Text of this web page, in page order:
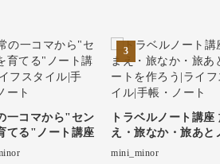
でしょうか。
一コマから"セン
てる"ノート講座
3
トラベルノート講座
え・旅なか・旅あと
トを作ろう
mini_minor